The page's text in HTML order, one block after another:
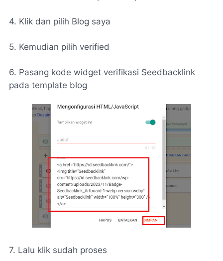
4. Klik dan pilih Blog saya
5. Kemudian pilih verified
6. Pasang kode widget verifikasi Seedbacklink
pada template blog
7. Lalu klik sudah proses